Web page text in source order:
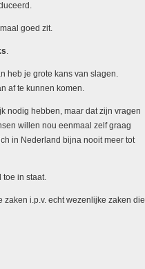
goed zit.
.
heb je grote kans van slagen.
af te kunnen komen.
nodig hebben, maar dat zijn vragen
willen nou eenmaal zelf graag
in Nederland bijna nooit meer tot
toe in staat.
i.p.v. echt wezenlijke zaken die